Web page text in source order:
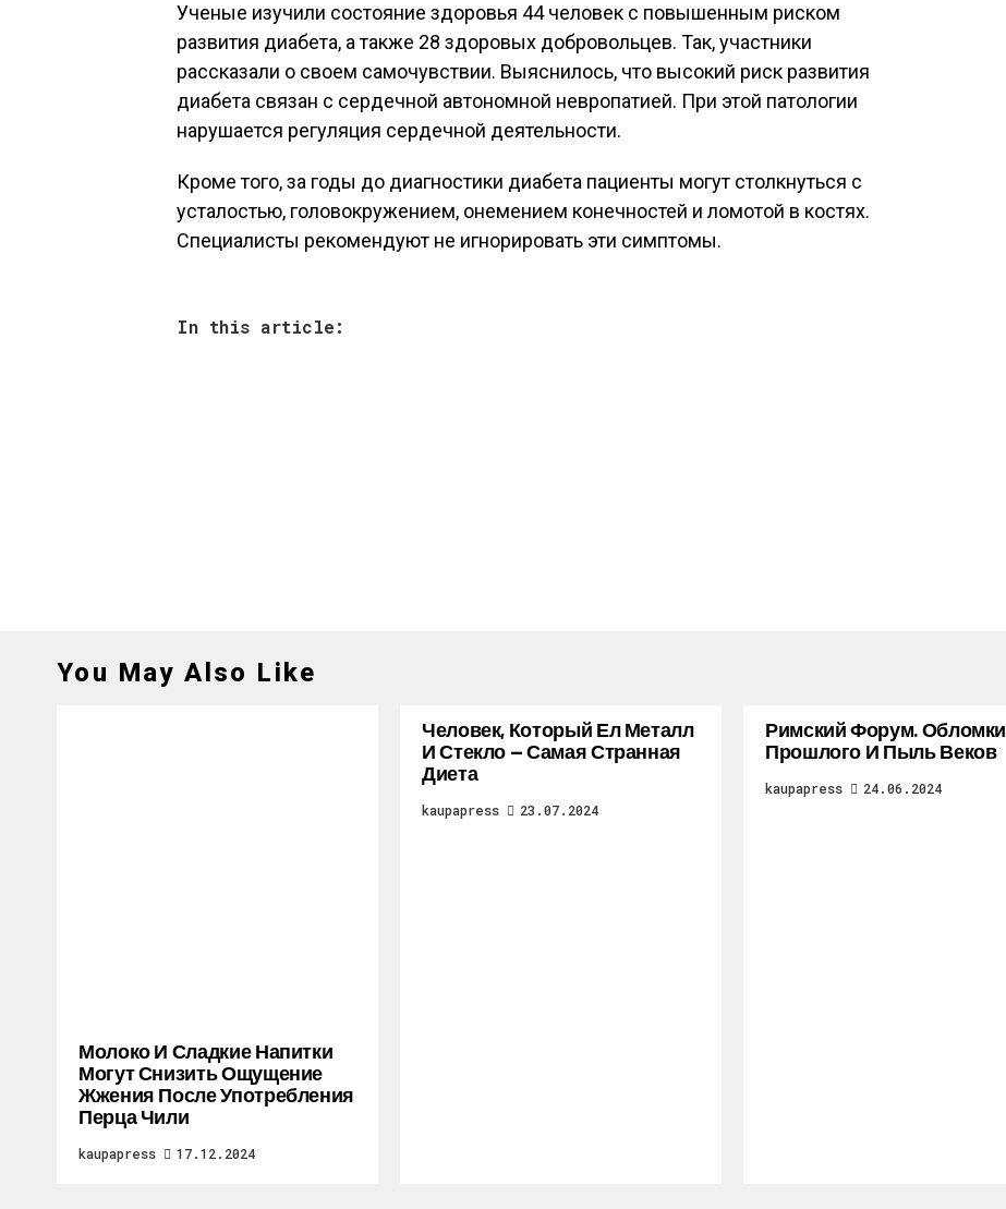
Ученые изучили состояние здоровья 44 человек с повышенным риском
развития диабета, а также 28 здоровых добровольцев. Так, участники
рассказали о своем самочувствии. Выяснилось, что высокий риск развития
диабета связан с сердечной автономной невропатией. При этой патологии
нарушается регуляция сердечной деятельности.
Кроме того, за годы до диагностики диабета пациенты могут столкнуться с
усталостью, головокружением, онемением конечностей и ломотой в костях.
Специалисты рекомендуют не игнорировать эти симптомы.
In this article:
You May Also Like
Молоко И Сладкие Напитки
Могут Снизить Ощущение
Жжения После Употребления
Перца Чили
kaupapress 17.12.2024
Человек, Который Ел Металл
И Стекло — Самая Странная
Диета
kaupapress 23.07.2024
Римский Форум. Обломки
Прошлого И Пыль Веков
kaupapress 24.06.2024